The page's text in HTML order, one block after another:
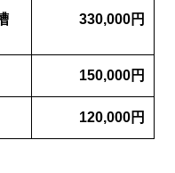
330,000円
150,000円
120,000円